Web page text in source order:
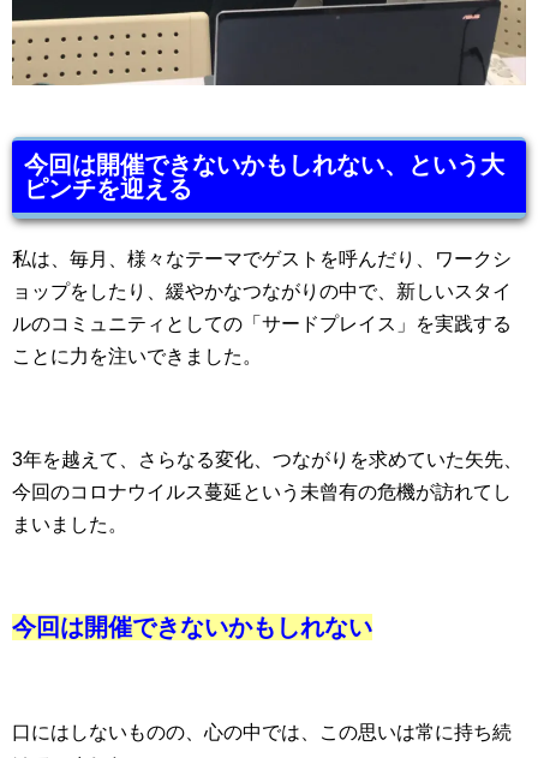
今回は開催できないかもしれない、という大
ピンチを迎える
私は、毎月、様々なテーマでゲストを呼んだり、ワークシ
ョップをしたり、緩やかなつながりの中で、新しいスタイ
ルのコミュニティとしての「サードプレイス」を実践する
ことに力を注いできました。
3年を越えて、さらなる変化、つながりを求めていた矢先、
今回のコロナウイルス蔓延という未曾有の危機が訪れてし
まいました。
今回は開催できないかもしれない
口にはしないものの、心の中では、この思いは常に持ち続